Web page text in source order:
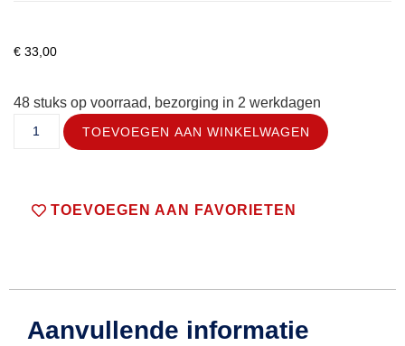
€ 33,00
48 stuks op voorraad, bezorging in 2 werkdagen
TOEVOEGEN AAN WINKELWAGEN
TOEVOEGEN AAN FAVORIETEN
Aanvullende informatie